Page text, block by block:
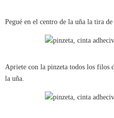
Pegué en el centro de la uña la tira
Apriete con la pinzeta todos los filos
la uña.